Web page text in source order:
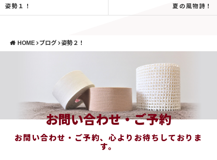
姿勢１！ 夏の風物詩！
HOME ブログ 姿勢２！
お問い合わせ・ご予約
お問い合わせ・ご予約、心よりお待ちしておりま
す。